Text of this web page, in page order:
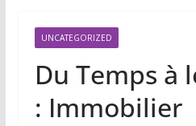
UNCATEGORIZED
Du Temps à
: Immobilier